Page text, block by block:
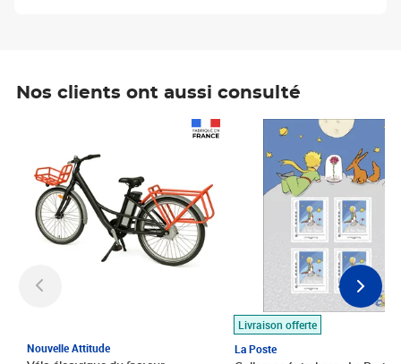
Nos clients ont aussi consulté
Nouvelle Attitude
Livraison offerte
La Poste
Prix 7,50€